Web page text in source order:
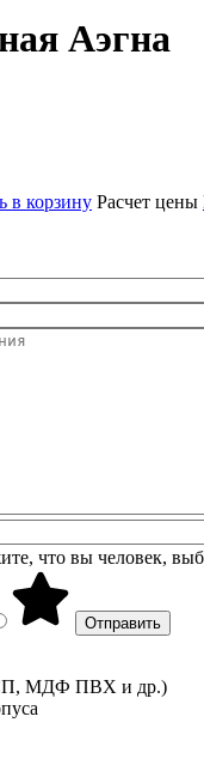
Аэгна
в корзину Расчет цены
что вы человек,
МДФ ПВХ и др.)